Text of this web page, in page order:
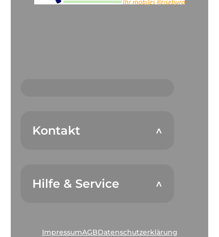
Kontakt
Hilfe & Service
ImpressumAGBDatenschutzerklärung